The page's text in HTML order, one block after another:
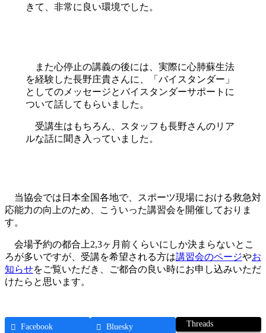
きて、非常に良い環境でした。
また心停止の講義の後には、実際に心肺蘇生法
を経験した長野庄貴さんに、「バイスタンダー」
としてのメッセージとバイスタンダーサポートに
ついて話してもらいました。
受講生はもちろん、スタッフも長野さんのリア
ルな話に聞き入っていました。
当協会では日本全国各地で、スポーツ現場における救急対
応能力の向上のため、こういった講習会を開催しておりま
す。
会場予約の都合上2,3ヶ月前くらいにしか決まらないとこ
ろが多いですが、受講を希望される方は講習会のページやお
知らせをご覧いただき、ご都合の良い時にお申し込みいただ
けたらと思います。
Facebook Bluesky Threads